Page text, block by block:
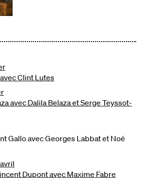
avec Clint Lutes
avec Dalila Belaza et Serge Teyssot-
Gallo avec Georges Labbat et Noé
Dupont avec Maxime Fabre